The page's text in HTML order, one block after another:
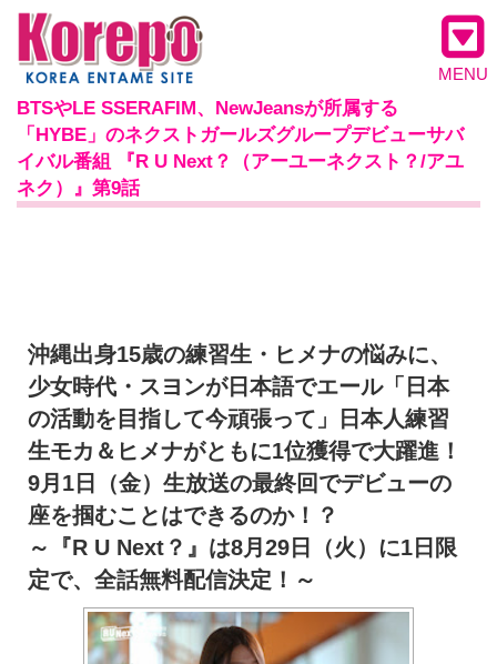
MENU
BTSやLE SSERAFIM、NewJeansが所属する
「HYBE」のネクストガールズグループデビューサバ
イバル番組 『R U Next？（アーユーネクスト？/アユ
ネク）』第9話
沖縄出身15歳の練習生・ヒメナの悩みに、
少女時代・ スヨンが日本語でエール「日本
の活動を目指して今頑張って」日本人練習
生モカ＆ヒメナがともに1位獲得で大躍進！
9月1日（金） 生放送の最終回でデビューの
座を掴むことはできるのか！？
～『R U Next？』は8月29日（火）に1日限
定で、 全話無料配信決定！～